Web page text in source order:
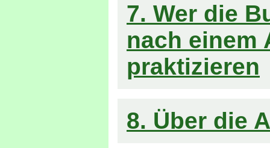
7. Wer die
nach einem
praktizieren
8. Über die